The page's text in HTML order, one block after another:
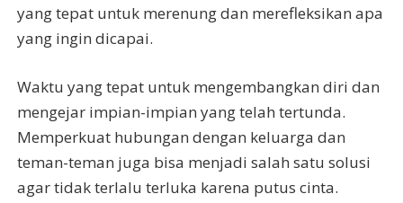
yang tepat untuk merenung dan merefleksikan apa
yang ingin dicapai.
Waktu yang tepat untuk mengembangkan diri dan
mengejar impian-impian yang telah tertunda.
Memperkuat hubungan dengan keluarga dan
teman-teman juga bisa menjadi salah satu solusi
agar tidak terlalu terluka karena putus cinta.